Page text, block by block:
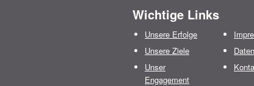
Wichtige Links
Unsere Erfolge
Unsere Ziele
Unser
Engagement